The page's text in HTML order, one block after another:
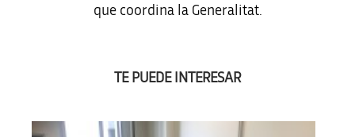
que coordina la Generalitat.
TE PUEDE INTERESAR